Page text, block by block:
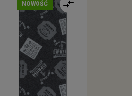
NOWOŚĆ